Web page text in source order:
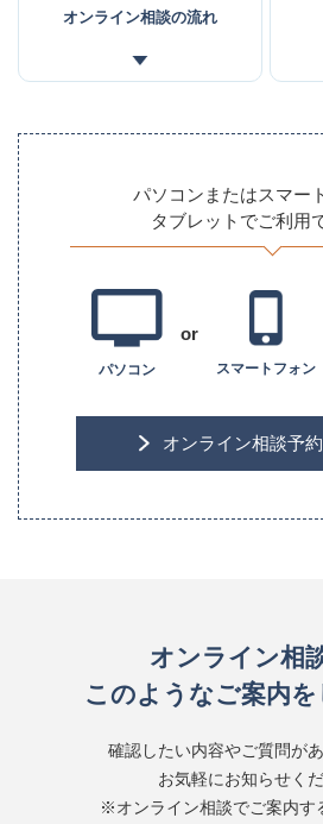
オンライン相談の流れ
パソコンまたはスマー
タブレットでご利用
パソコン
or
スマートフォン
オンライン相談予
オンライン相
このようなご案内
確認したい内容やご質問があ
お気軽にお知らせくだ
※オンライン相談でご案内す